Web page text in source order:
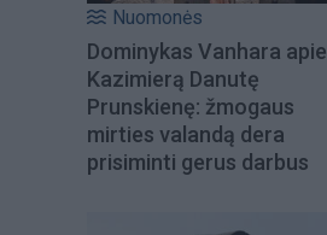
Nuomonės
Dominykas Vanhara apie
Kazimierą Danutę
Prunskienę: žmogaus
mirties valandą dera
prisiminti gerus darbus